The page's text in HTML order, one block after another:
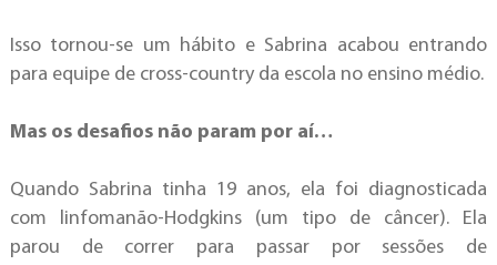
Isso tornou-se um hábito e Sabrina acabou entrando
para equipe de cross-country da escola no ensino médio.
Mas os desafios não param por aí…
Quando Sabrina tinha 19 anos, ela foi diagnosticada
com linfomanão-Hodgkins (um tipo de câncer). Ela
parou de correr para passar por sessões de